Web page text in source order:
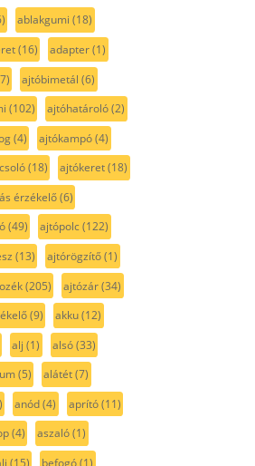
ablakgumi (18)
(16) adapter(1)
ajtóbimetál (6)
(102) ajtóhatároló(2)
(4) ajtókampó(4)
(18) ajtókeret(18)
érzékelő(6)
(49) ajtópolc(122)
(13) ajtórögzítő(1)
(205) ajtózár(34)
(9) akku(12)
alj (1) alsó(33)
(5) alátét(7)
anód(4) aprító(11)
(4) aszaló(1)